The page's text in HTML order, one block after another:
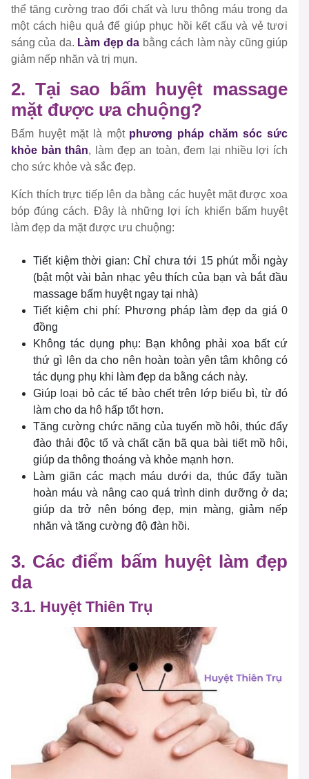
thể tăng cường trao đổi chất và lưu thông máu trong da
một cách hiệu quả để giúp phục hồi kết cấu và vẻ tươi
sáng của da. Làm đẹp da bằng cách làm này cũng giúp
giảm nếp nhăn và trị mụn.
2. Tại sao bấm huyệt massage
mặt được ưa chuộng?
Bấm huyệt mặt là một phương pháp chăm sóc sức
khỏe bản thân, làm đẹp an toàn, đem lại nhiều lợi ích
cho sức khỏe và sắc đẹp.
Kích thích trực tiếp lên da bằng các huyệt mặt được xoa
bóp đúng cách. Đây là những lợi ích khiến bấm huyệt
làm đẹp da mặt được ưu chuộng:
Tiết kiệm thời gian: Chỉ chưa tới 15 phút mỗi ngày
(bật một vài bản nhạc yêu thích của bạn và bắt đầu
massage bấm huyệt ngay tại nhà)
Tiết kiệm chi phí: Phương pháp làm đẹp da giá 0
đồng
Không tác dụng phụ: Bạn không phải xoa bất cứ
thứ gì lên da cho nên hoàn toàn yên tâm không có
tác dụng phụ khi làm đẹp da bằng cách này.
Giúp loại bỏ các tế bào chết trên lớp biểu bì, từ đó
làm cho da hô hấp tốt hơn.
Tăng cường chức năng của tuyến mồ hôi, thúc đẩy
đào thải độc tố và chất cặn bã qua bài tiết mồ hôi,
giúp da thông thoáng và khỏe mạnh hơn.
Làm giãn các mạch máu dưới da, thúc đẩy tuần
hoàn máu và nâng cao quá trình dinh dưỡng ở da;
giúp da trở nên bóng đẹp, mịn màng, giảm nếp
nhăn và tăng cường độ đàn hồi.
3. Các điểm bấm huyệt làm đẹp
da
3.1. Huyệt Thiên Trụ